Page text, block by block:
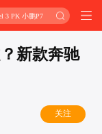
3 PK 小鹏P7
新款奔驰
关注